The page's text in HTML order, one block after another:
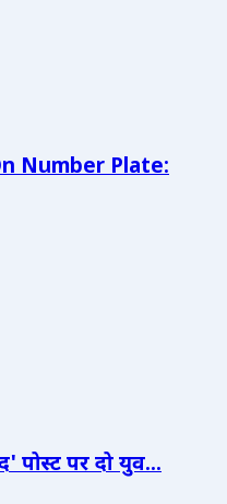
Number Plate:
पोस्ट पर दो युव...